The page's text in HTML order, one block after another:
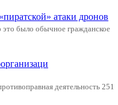
атаки дронов
это было обычное гражданское
деятельность 251